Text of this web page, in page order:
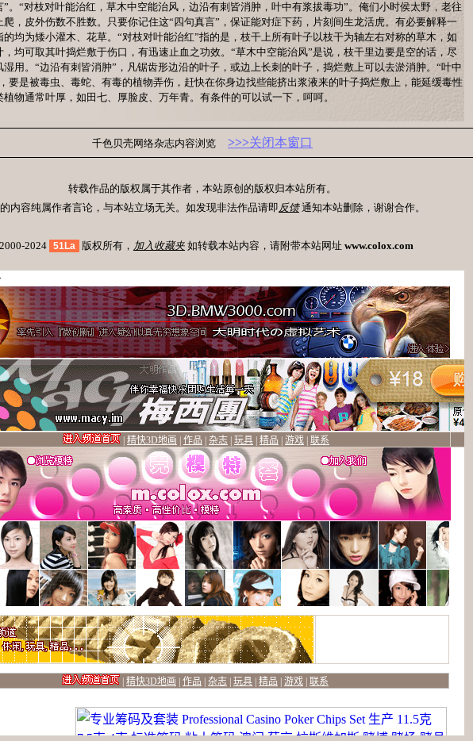
”。“对枝对叶能治红，草木中空能治风，边沿有刺皆消肿，叶中有浆拔毒功”。俺们小时侯太野，老往
爬，皮外伤数不胜数。只要你记住这“四句真言”，保证能对症下药，片刻间生龙活虎。有必要解释一
的均为矮小灌木、花草。“对枝对叶能治红”指的是，枝干上所有叶子以枝干为轴左右对称的草木，如
，均可取其叶捣烂敷于伤口，有迅速止血之功效。“草木中空能治风”是说，枝干里边要是空的话，尽
湿用。“边沿有刺皆消肿”，凡锯齿形边沿的叶子，或边上长刺的叶子，捣烂敷上可以去淤消肿。“叶中
要是被毒虫、毒蛇、有毒的植物弄伤，赶快在你身边找些能挤出浆液来的叶子捣烂敷上，能延缓毒性
植物通常叶厚，如田七、厚脸皮、万年青。有条件的可以试一下，呵呵。
千色贝壳网络杂志内容浏览 >>>关闭本窗口
转载作品的版权属于其作者，本站原创的版权归本站所有。
内容纯属作者言论，与本站立场无关。如发现非法作品请即反馈通知本站删除，谢谢合作。
2000-2024 51La 版权所有， 加入收藏夹 如转载本站内容，请附带本站网址 www.colox.com